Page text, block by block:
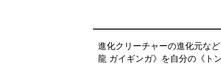
進化クリーチャーの進化元な
龍 ガイギンガ》を自分の《ト